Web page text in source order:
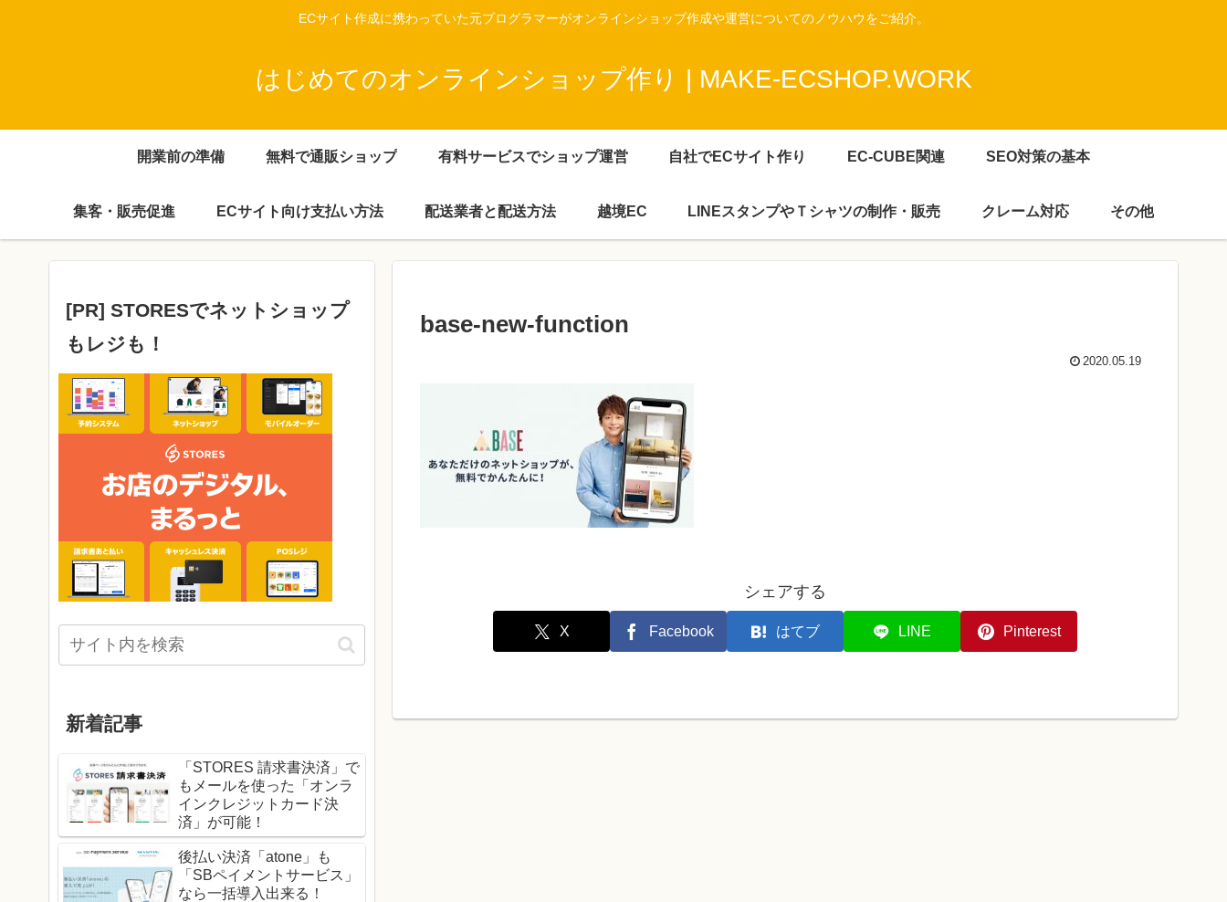
ECサイト作成に携わっていた元プログラマーがオンラインショップ作成や運営についてのノウハウをご紹介。
はじめてのオンラインショップ作り | MAKE-ECSHOP.WORK
開業前の準備 無料で通販ショップ 有料サービスでショップ運営 自社でECサイト作り EC-CUBE関連 SEO対策の基本
集客・販売促進 ECサイト向け支払い方法 配送業者と配送方法 越境EC LINEスタンプやＴシャツの制作・販売 クレーム対応 その他
base-new-function
2020.05.19
シェアする
X Facebook はてブ LINE Pinterest
[PR] STORESでネットショップ
もレジも！
新着記事
「STORES 請求書決済」で
もメールを使った「オンラ
インクレジットカード決
済」が可能！
後払い決済「atone」も
「SBペイメントサービス」
なら一括導入出来る！